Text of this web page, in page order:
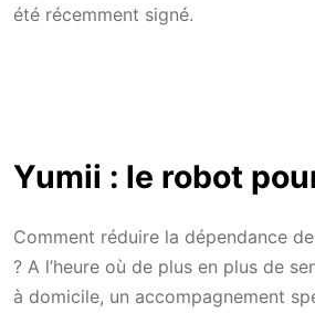
été récemment signé.
Yumii : le robot
Comment réduire la dépendance
? A l’heure où de plus en plus de
à domicile, un accompagnement